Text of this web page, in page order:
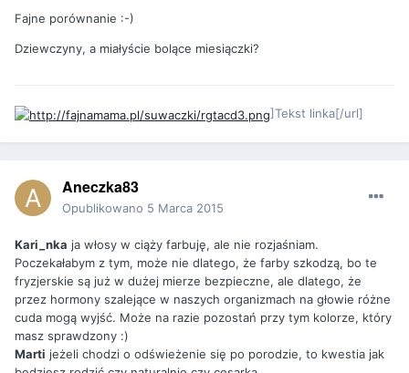
Fajne porównanie :-)
Dziewczyny, a miałyście bolące miesiączki?
]Tekst linka[/url]
Aneczka83
Opublikowano 5 Marca 2015
Kari_nka ja włosy w ciąży farbuję, ale nie rozjaśniam.
Poczekałabym z tym, może nie dlatego, że farby szkodzą, bo te
fryzjerskie są już w dużej mierze bezpieczne, ale dlatego, że
przez hormony szalejące w naszych organizmach na głowie różne
cuda mogą wyjść. Może na razie pozostań przy tym kolorze, który
masz sprawdzony :)
Marti jeżeli chodzi o odświeżenie się po porodzie, to kwestia jak